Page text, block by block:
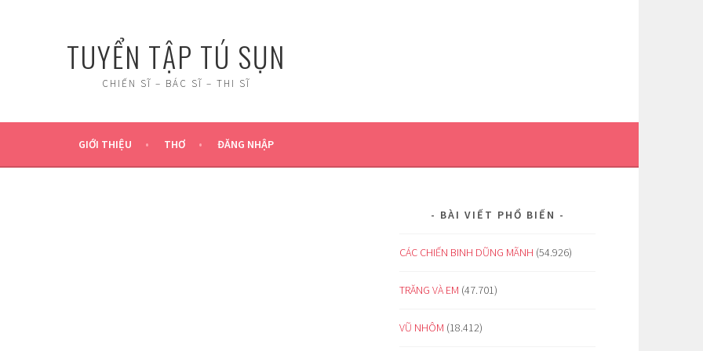
TUYỂN TẬP TÚ SỤN
CHIẾN SĨ – BÁC SĨ – THI SĨ
GIỚI THIỆU THƠ ĐĂNG NHẬP
BÀI VIẾT PHỔ BIẾN
CÁC CHIẾN BINH DŨNG MÃNH (54.926)
TRĂNG VÀ EM (47.701)
VŨ NHÔM (18.412)